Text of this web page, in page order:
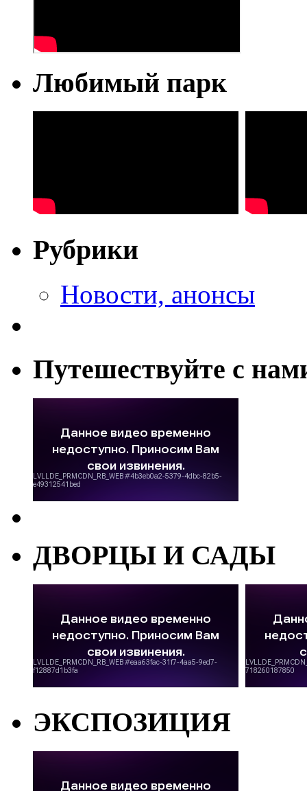
Любимый парк
Рубрики
Новости, анонсы
Путешествуйте с
ДВОРЦЫ И САДЫ
ЭКСПОЗИЦИЯ